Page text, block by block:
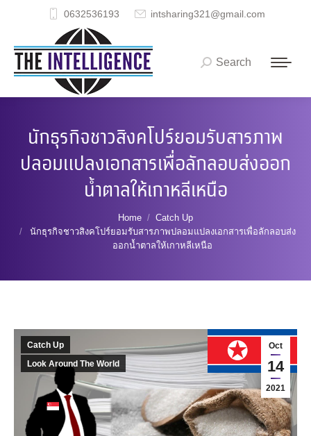
0632536193 intsharing321@gmail.com
Search:
Search
นักธุรกิจชาวสิงคโปร์ยอมรับสารภาพ
ปลอมแปลงเอกสารเพื่อลักลอบส่งออก
น้ำตาลให้เกาหลีเหนือ
Home
Catch Up
นักธุรกิจชาวสิงคโปร์ยอมรับสารภาพปลอมแปลงเอกสารเพื่อลักลอบส่ง
ออกน้ำตาลให้เกาหลีเหนือ
Oct
14
2021
Catch Up
Look Around The World